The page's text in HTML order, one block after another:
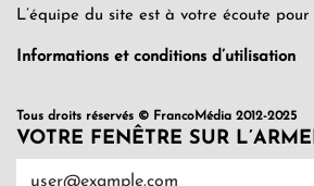
L’équipe du site est à votre écoute pour
Informations et conditions d’utilisation
Tous droits réservés © FrancoMédia 2012-2025
VOTRE FENÊTRE SUR